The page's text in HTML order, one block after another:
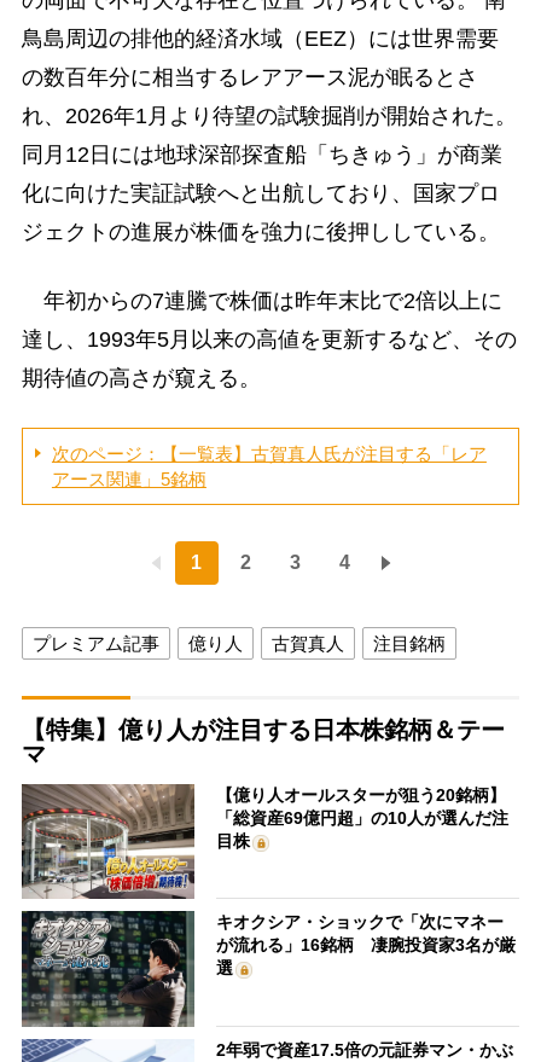
鳥島周辺の排他的経済水域（EEZ）には世界需要
の数百年分に相当するレアアース泥が眠るとさ
れ、2026年1月より待望の試験掘削が開始された。
同月12日には地球深部探査船「ちきゅう」が商業
化に向けた実証試験へと出航しており、国家プロ
ジェクトの進展が株価を強力に後押ししている。
年初からの7連騰で株価は昨年末比で2倍以上に
達し、1993年5月以来の高値を更新するなど、その
期待値の高さが窺える。
次のページ：【一覧表】古賀真人氏が注目する「レア
アース関連」5銘柄
1 2 3 4
プレミアム記事 億り人 古賀真人 注目銘柄
【特集】億り人が注目する日本株銘柄＆テー
マ
【億り人オールスターが狙う20銘柄】
「総資産69億円超」の10人が選んだ注
目株
キオクシア・ショックで「次にマネー
が流れる」16銘柄 凄腕投資家3名が厳
選
2年弱で資産17.5倍の元証券マン・かぶ